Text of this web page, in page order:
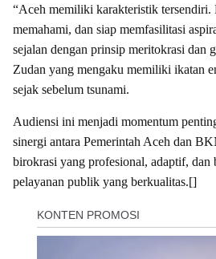
“Aceh memiliki karakteristik tersendiri.
memahami, dan siap memfasilitasi
sejalan dengan prinsip meritokrasi dan
Zudan yang mengaku memiliki ikatan
sejak sebelum tsunami.
Audiensi ini menjadi momentum
sinergi antara Pemerintah Aceh dan
birokrasi yang profesional, adaptif, dan
pelayanan publik yang berkualitas.[]